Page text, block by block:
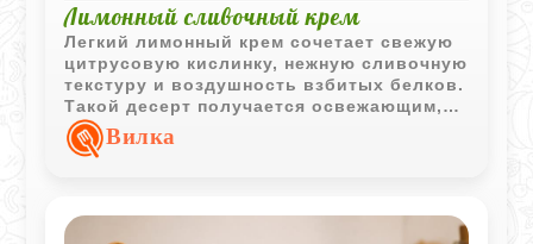
Лимонный сливочный крем
Легкий лимонный крем сочетает свежую
цитрусовую кислинку, нежную сливочную
текстуру и воздушность взбитых белков.
Такой десерт получается освежающим,
мягким и особенно приятным после
охлаждения.
Вилка